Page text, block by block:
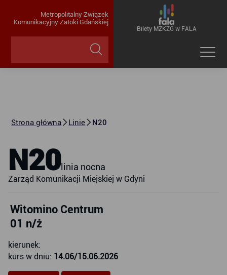
Metropolitalny Związek
Komunikacyjny Zatoki Gdańskiej
Bilety MZKZG w FALA
Strona główna Linie N20
N20linia nocna
Zarząd Komunikacji Miejskiej w Gdyni
Witomino Centrum
01 n/ż
kierunek:
kurs w dniu: 14.06/15.06.2026